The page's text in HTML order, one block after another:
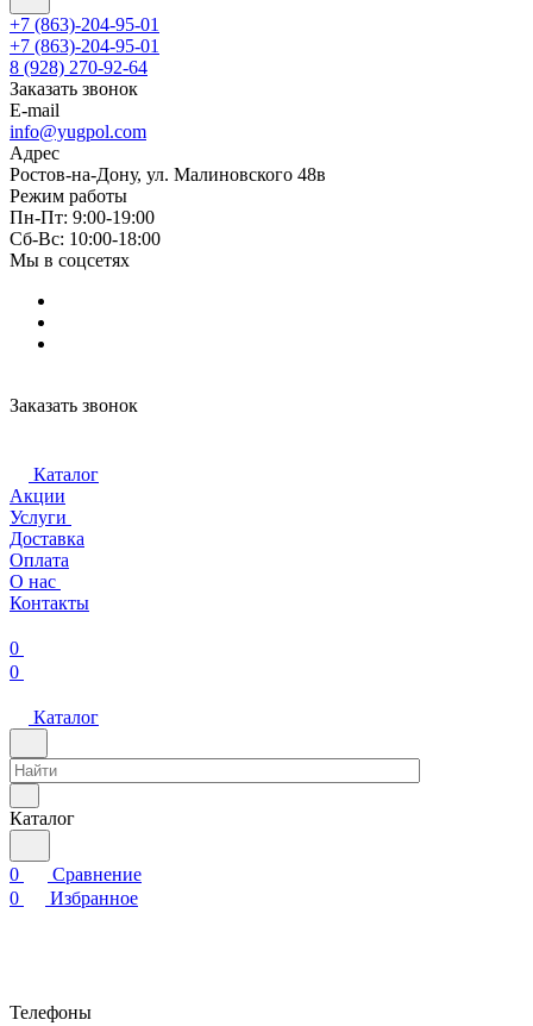
+7 (863)-204-95-01
+7 (863)-204-95-01
8 (928) 270-92-64
Заказать звонок
E-mail
info@yugpol.com
Адрес
Ростов-на-Дону, ул. Малиновского 48в
Режим работы
Пн-Пт: 9:00-19:00
Cб-Вс: 10:00-18:00
Мы в соцсетях
Заказать звонок
Каталог
Акции
Услуги
Доставка
Оплата
О нас
Контакты
0
0
Каталог
Каталог
0
Сравнение
0
Избранное
Телефоны